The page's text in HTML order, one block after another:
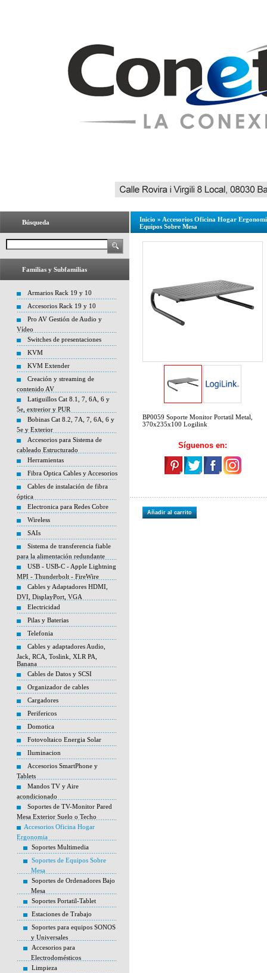
Búsqueda
Familias y Subfamilias
Armarios Rack 19 y 10
Accesorios Rack 19 y 10
Pro AV Gestión de Audio y
Vídeo
Switches de presentaciones
KVM
KVM Extender
Creación y streaming de
contenido AV
Latiguillos Cat 8.1, 7, 6A, 6 y
5e, extrerior y PUR
Bobinas Cat 8.2, 7A, 7, 6A, 6 y
5e y Exterior
Accesorios para Sistema de
cableado Estructurado
Herramientas
Fibra Optica Cables y Accesorios
Cables de instalación de fibra
óptica
Electronica para Redes Cobre
Wireless
SAIs
Sistema de transferencia fiable
para la alimentación redundante
USB - USB-C - Apple Lightning
MPI - Thunderbolt - FireWire
Cables y Adaptadores HDMI,
DVI, DisplayPort, VGA
Electricidad
Pilas y Baterias
Telefonia
Cables y adaptadores Audio,
Jack, RCA, Toslink, XLR PA,
Banana
Cables de Datos y SCSI
Organizador de cables
Cargadores
Perifericos
Domotica
Fotovoltaico Energia Solar
Iluminacion
Accesorios SmartPhone y
Tablets
Mandos TV y Aire
acondicionado
Soportes de TV-Monitor Pared
Mesa Exterior Suelo o Techo
Accesorios Oficina Hogar
Ergonomia
Soportes Multimedia
Soportes de Equipos Sobre
Mesa
Soportes de Ordenadores Bajo
Mesa
Soportes Portatil-Tablet
Estaciones de Trabajo
Soportes para equipos SONOS
y Universales
Accesorios para
Electrodomésticos
Limpieza
Inicio » Accesorios Oficina Hogar
Equipos Sobre Mesa
BP0059 Soporte Monitor Portatil Metal,
370x235x100 Logilink
Síguenos en:
Añadir al carrito